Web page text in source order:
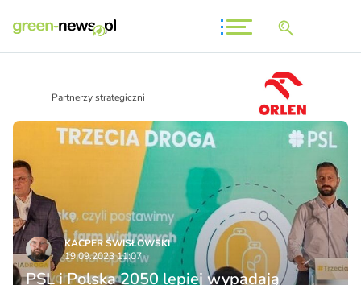
Partnerzy strategiczni
KACPER ŚWISŁO­WSKI
19.09.2023 11:07
PSL i Polska 2050 lepiej wypadają